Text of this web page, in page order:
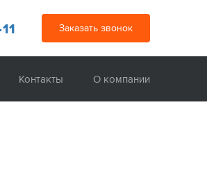
Заказать звонок
О компании
Контакты